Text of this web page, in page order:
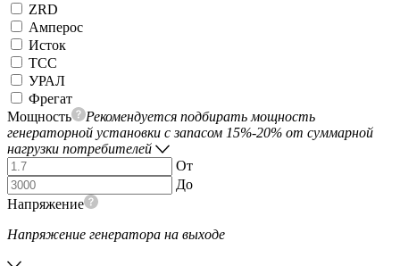
ZRD
Амперос
Исток
ТСС
УРАЛ
Фрегат
Мощность
Рекомендуется подбирать мощность
генераторной установки с запасом 15%-20% от суммарной
нагрузки потребителей
От
До
Напряжение
Напряжение генератора на выходе